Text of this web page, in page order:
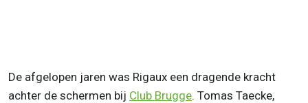
De afgelopen jaren was Rigaux een dragende kracht
achter de schermen bij Club Brugge. Tomas Taecke,